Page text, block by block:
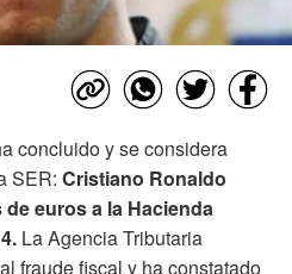
concluido y se considera
SER: Cristiano Ronaldo
euros a la Hacienda
La Agencia Tributaria
fraude fiscal y ha constatado